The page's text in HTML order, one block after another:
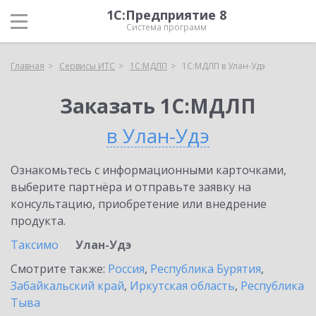
1С:Предприятие 8
Система программ
Главная Сервисы ИТС 1С:МДЛП 1С:МДЛП в Улан-Удэ
Заказать 1С:МДЛП
в Улан-Удэ
Ознакомьтесь с информационными карточками,
выберите партнёра и отправьте заявку на
консультацию, приобретение или внедрение
продукта.
Таксимо
Улан-Удэ
Смотрите также: Россия, Республика Бурятия,
Забайкальский край, Иркутская область, Республика
Тыва